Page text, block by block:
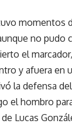
momentos
no pudo
el
y afuera en
la defensa
el hombro
Lucas